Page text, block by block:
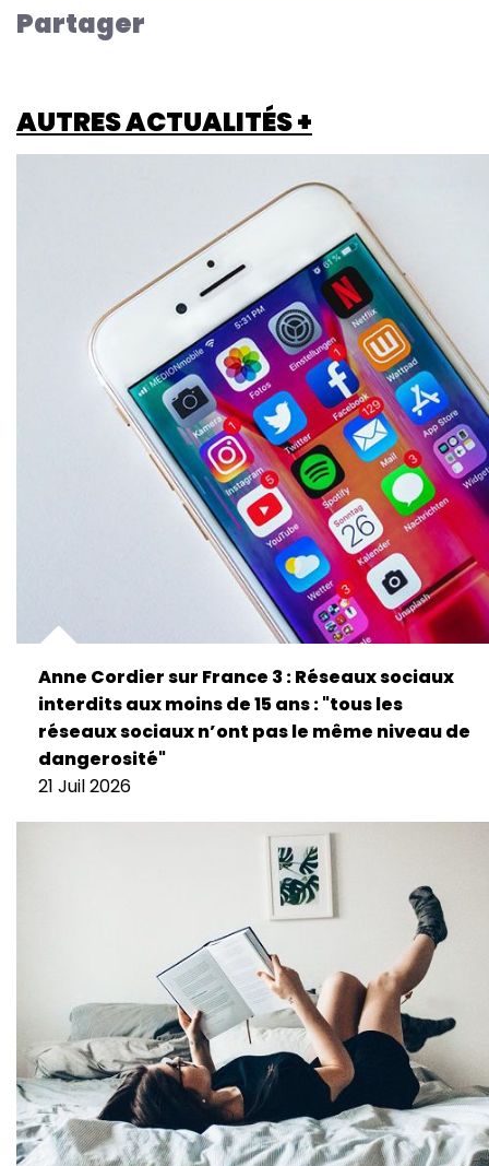
Partager
AUTRES ACTUALITÉS +
Anne Cordier sur France 3 : Réseaux sociaux
interdits aux moins de 15 ans : "tous les
réseaux sociaux n’ont pas le même niveau de
dangerosité"
21 Juil 2026